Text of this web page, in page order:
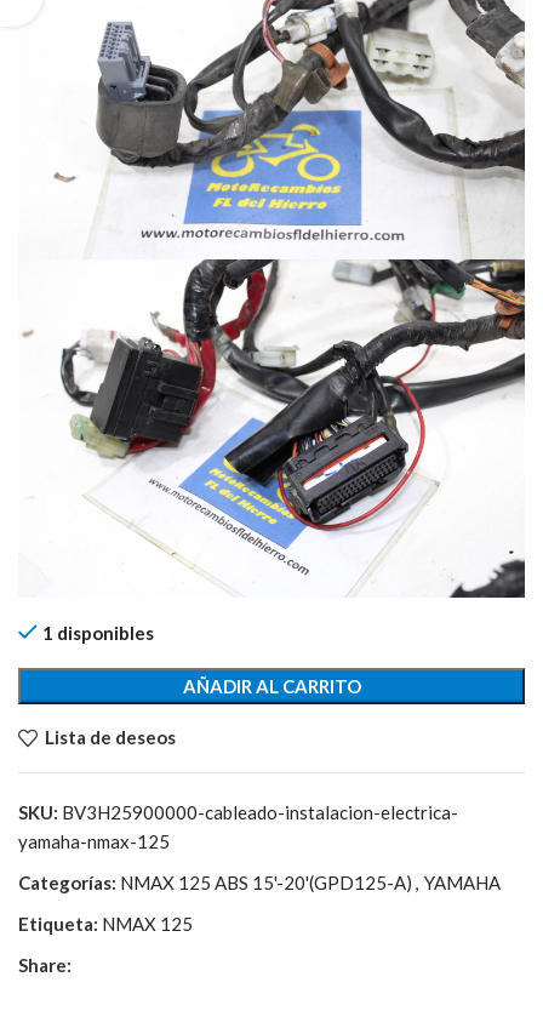
1 disponibles
AÑADIR AL CARRITO
Lista de deseos
SKU: BV3H25900000-cableado-instalacion-electrica-
yamaha-nmax-125
Categorías: NMAX 125 ABS 15'-20'(GPD125-A) , YAMAHA
Etiqueta: NMAX 125
Share: